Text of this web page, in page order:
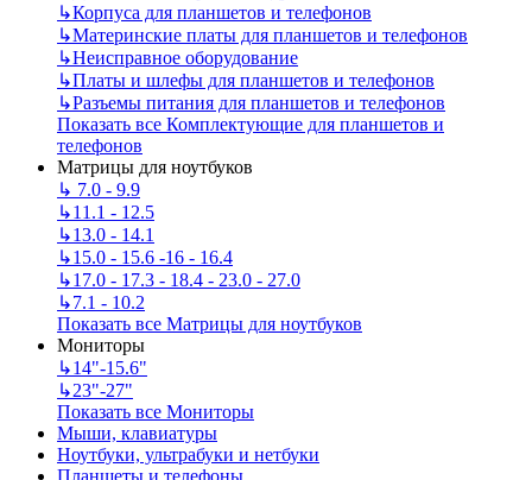
↳Корпуса для планшетов и телефонов
↳Материнские платы для планшетов и телефонов
↳Неисправное оборудование
↳Платы и шлефы для планшетов и телефонов
↳Разъемы питания для планшетов и телефонов
Показать все Комплектующие для планшетов и
телефонов
Матрицы для ноутбуков
↳ 7.0 - 9.9
↳11.1 - 12.5
↳13.0 - 14.1
↳15.0 - 15.6 -16 - 16.4
↳17.0 - 17.3 - 18.4 - 23.0 - 27.0
↳7.1 - 10.2
Показать все Матрицы для ноутбуков
Мониторы
↳14"-15.6"
↳23"-27"
Показать все Мониторы
Мыши, клавиатуры
Ноутбуки, ультрабуки и нетбуки
Планшеты и телефоны